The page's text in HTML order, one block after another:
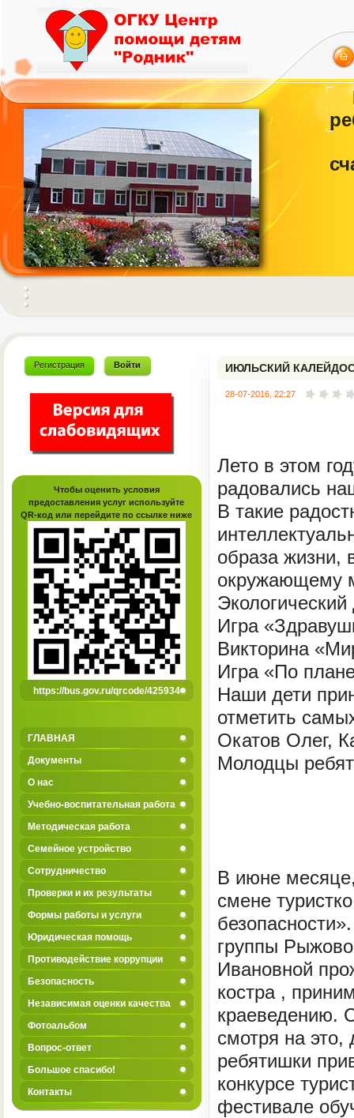
Регистрация Войти
Чтобы оценить условия
предоставления услуг используйте
QR-код или перейдите по ссылке ниже
https://bus.gov.ru/qrcode/425934
ГЛАВНАЯ
Документы
О нас
Учебно-воспитательная работа
Методическая работа
Семейное устройство
Сотрудничество
Проверки и их результаты
Формы работы и услуги
Юридическая помощь
Противодействие коррупции
Безопасность
Независимая оценки качества
Фотоальбом
Вопрос-ответ
Большое спасибо!
Контакты
ИЮЛЬСКИЙ
28-07-2016, 22:27
Лето в этом
радовались
В такие
образа жизни,
окружающему
Игра
Викторина
Игра «По
Наши дети
отметить
Окатов Олег,
Молодцы
В июне
смене
группы
Ивановной
костра ,
краеведению.
смотря на это,
ребятишки
конкурсе
фестивале